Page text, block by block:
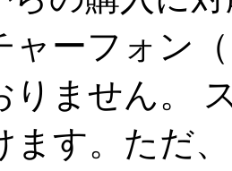
ャーフォン
りません。
ます。ただ